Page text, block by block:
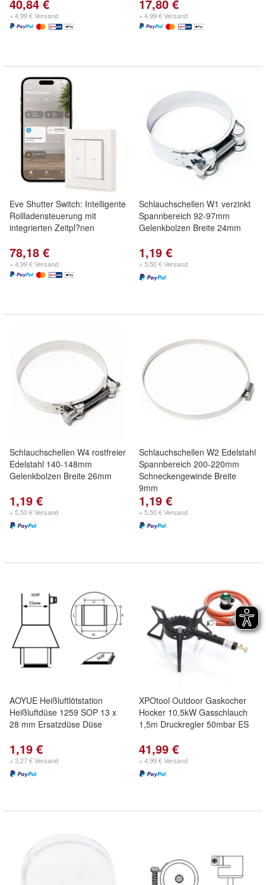
40,84 €
+ 4,99 € Versand
17,80 €
+ 4,99 € Versand
Eve Shutter Switch: Intelligente
Rollladensteuerung mit
integrierten Zeitpl?nen
78,18 €
+ 4,99 € Versand
Schlauchschellen W1 verzinkt
Spannbereich 92-97mm
Gelenkbolzen Breite 24mm
1,19 €
+ 5,50 € Versand
Schlauchschellen W4 rostfreier
Edelstahl 140-148mm
Gelenkbolzen Breite 26mm
1,19 €
+ 5,50 € Versand
Schlauchschellen W2 Edelstahl
Spannbereich 200-220mm
Schneckengewinde Breite
9mm
1,19 €
+ 5,50 € Versand
AOYUE Heißluftlötstation
Heißluftdüse 1259 SOP 13 x
28 mm Ersatzdüse Düse
1,19 €
+ 3,27 € Versand
XPOtool Outdoor Gaskocher
Hocker 10,5kW Gasschlauch
1,5m Druckregler 50mbar ES
41,99 €
+ 4,99 € Versand